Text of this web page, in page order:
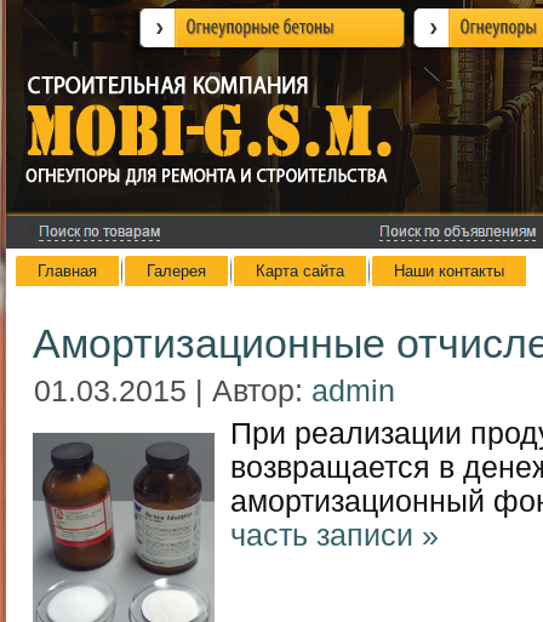
Главная Галерея Карта сайта Наши контакты
Амортизационные
01.03.2015 | Автор: admin
При реализации
возвращается в
амортизационный
часть записи »